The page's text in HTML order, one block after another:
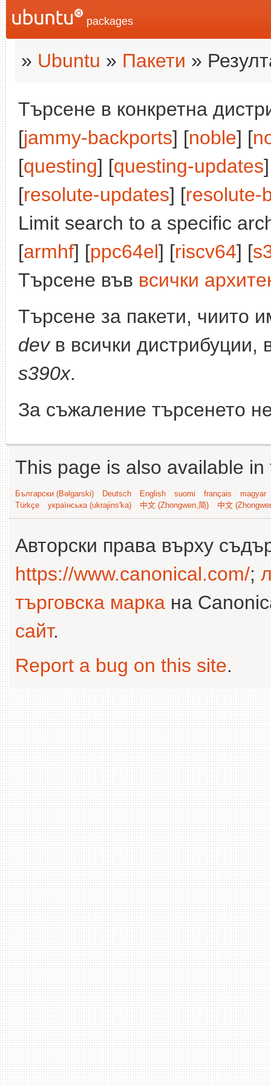
packages
» Ubuntu » Пакети »
Търсене в конкретна
[jammy-backports] [noble] [
[questing] [questing-updates
[resolute-updates] [resolute-
Limit search to a specific
[armhf] [ppc64el] [riscv64] [
Търсене във всички
Търсене за пакети, чиито
devв всички дистрибуции,
s390x.
За съжаление търсенето
This page is also available
Български (Bəlgarski) Deutsch English suomi français
magyar
Türkçe
українська (ukrajins'ka) 中文 (Zhongwen,简) 中文
Авторски права върху
https://www.canonical.com/;
търговска марка на
сайт.
Report a bug on this site.